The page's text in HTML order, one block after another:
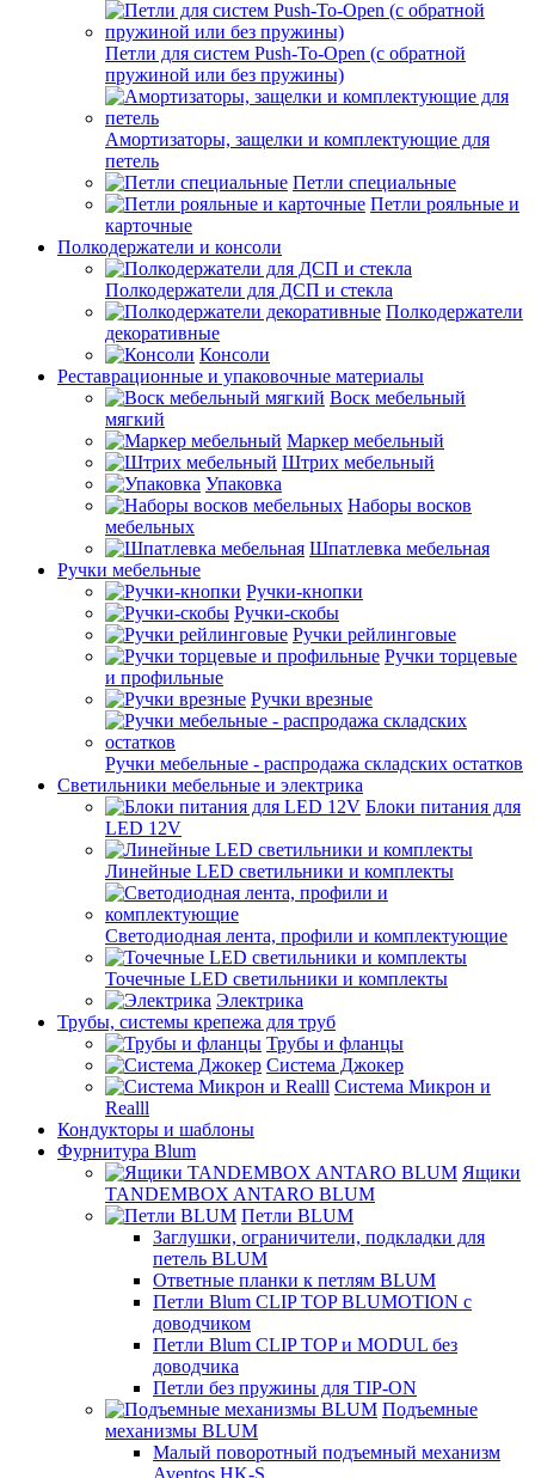
Петли для систем Push-To-Open (с обратной
пружиной или без пружины)
Амортизаторы, защелки и комплектующие для
петель
Петли специальные
Петли рояльные и
карточные
Полкодержатели и консоли
Полкодержатели для ДСП и стекла
Полкодержатели
декоративные
Консоли
Реставрационные и упаковочные материалы
Воск мебельный
мягкий
Маркер мебельный
Штрих мебельный
Упаковка
Наборы восков
мебельных
Шпатлевка мебельная
Ручки мебельные
Ручки-кнопки
Ручки-скобы
Ручки рейлинговые
Ручки торцевые
и профильные
Ручки врезные
Ручки мебельные - распродажа складских остатков
Светильники мебельные и электрика
Блоки питания для
LED 12V
Линейные LED светильники и комплекты
Светодиодная лента, профили и комплектующие
Точечные LED светильники и комплекты
Электрика
Трубы, системы крепежа для труб
Трубы и фланцы
Система Джокер
Система Микрон и
Realll
Кондукторы и шаблоны
Фурнитура Blum
Ящики
TANDEMBOX ANTARO BLUM
Петли BLUM
Заглушки, ограничители, подкладки для
петель BLUM
Ответные планки к петлям BLUM
Петли Blum CLIP TOP BLUMOTION с
доводчиком
Петли Blum CLIP TOP и MODUL без
доводчика
Петли без пружины для TIP-ON
Подъемные
механизмы BLUM
Малый поворотный подъемный механизм
Aventos HK-S